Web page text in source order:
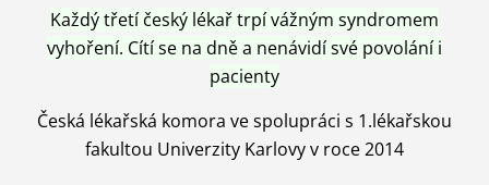
Každý třetí český lékař trpí vážným syndromem
vyhoření. Cítí se na dně a nenávidí své povolání i
pacienty
Česká lékařská komora ve spolupráci s 1.lékařskou
fakultou Univerzity Karlovy v roce 2014